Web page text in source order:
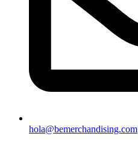
hola@bemerchandising.com